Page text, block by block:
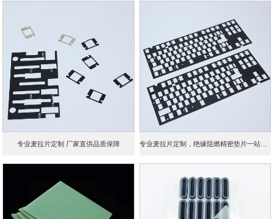
专业麦拉片定制 厂家直供品质保障